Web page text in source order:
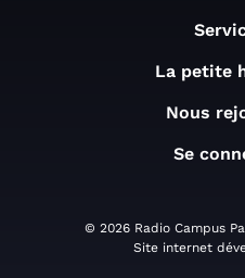
La petite
Nous
Se
© 2026 Radio Campus
Site internet